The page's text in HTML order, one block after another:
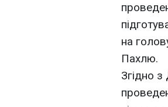
на
Пахлю.
Згідно